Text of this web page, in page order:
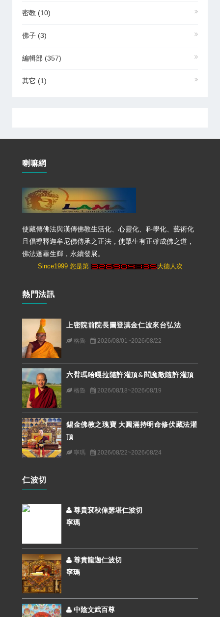
密教 (10)
佛子 (3)
編輯部 (357)
其它 (1)
喇嘛網
使藏傳佛法與漢傳佛教生活化、心靈化、科學化、藝術化
且倡導釋迦牟尼佛傳承之正法，使眾生有正確成佛之道，
佛法蓬蓽生輝，永續發展。
Since1999 您是第 大德人次
熱門法訊
上密院前院長圖登滇金仁波來台弘法
格魯 2026/08/01~2026/08/22
六臂瑪哈嘎拉隨許灌頂&閻魔敵隨許灌頂
格魯 2026/08/18~2026/08/19
錫金佛教之瑰寶 大圓滿持明命修伏藏法灌
頂
寧瑪 2026/08/22~2026/08/24
仁波切
尊貴袞秋偉瑟堪仁波切
寧瑪
尊貴龍迦仁波切
寧瑪
中陰文武百尊